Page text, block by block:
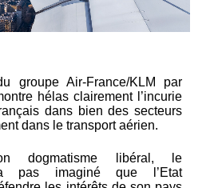
groupe Air-France/KLM par
hélas clairement l’incurie
dans bien des secteurs
dans le transport aérien.
dogmatisme libéral, le
pas imaginé que l’Etat